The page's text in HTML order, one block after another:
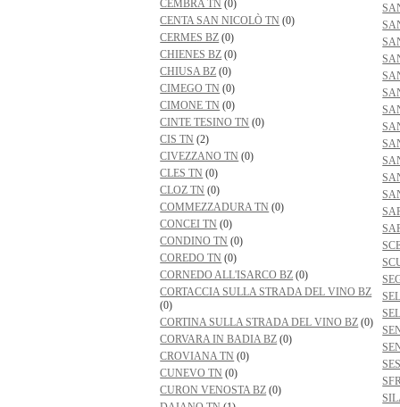
CEMBRA TN (0)
CENTA SAN NICOLÒ TN (0)
CERMES BZ (0)
CHIENES BZ (0)
CHIUSA BZ (0)
CIMEGO TN (0)
CIMONE TN (0)
CINTE TESINO TN (0)
CIS TN (2)
CIVEZZANO TN (0)
CLES TN (0)
CLOZ TN (0)
COMMEZZADURA TN (0)
CONCEI TN (0)
CONDINO TN (0)
COREDO TN (0)
CORNEDO ALL'ISARCO BZ (0)
CORTACCIA SULLA STRADA DEL VINO BZ
(0)
CORTINA SULLA STRADA DEL VINO BZ (0)
CORVARA IN BADIA BZ (0)
CROVIANA TN (0)
CUNEVO TN (0)
CURON VENOSTA BZ (0)